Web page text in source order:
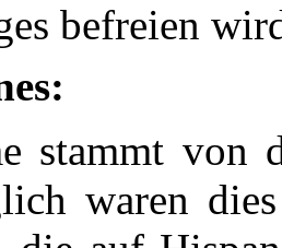
befreien
stammt von
waren